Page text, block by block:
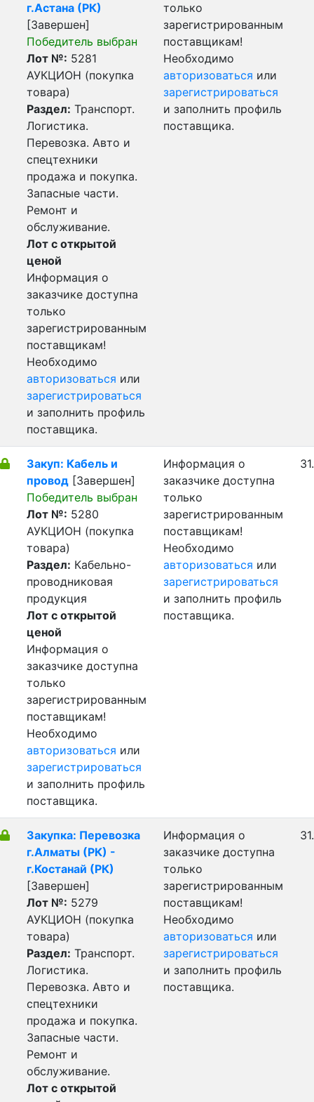
г.Астана (РК)
[Завершен]
Победитель выбран
Лот №: 5281
АУКЦИОН (покупка
товара)
Раздел: Транспорт.
Логистика.
Перевозка. Авто и
спецтехники
продажа и покупка.
Запасные части.
Ремонт и
обслуживание.
Лот с открытой
ценой
Информация о
заказчике доступна
только
зарегистрированным
поставщикам!
Необходимо
авторизоваться или
зарегистрироваться
и заполнить профиль
поставщика.
только
зарегистрированным
поставщикам!
Необходимо
авторизоваться или
зарегистрироваться
и заполнить профиль
поставщика.
Закуп: Кабель и
провод [Завершен]
Победитель выбран
Лот №: 5280
АУКЦИОН (покупка
товара)
Раздел: Кабельно-
проводниковая
продукция
Лот с открытой
ценой
Информация о
заказчике доступна
только
зарегистрированным
поставщикам!
Необходимо
авторизоваться или
зарегистрироваться
и заполнить профиль
поставщика.
Информация о
заказчике доступна
только
зарегистрированным
поставщикам!
Необходимо
авторизоваться или
зарегистрироваться
и заполнить профиль
поставщика.
Закупка: Перевозка
г.Алматы (РК) -
г.Костанай (РК)
[Завершен]
Лот №: 5279
АУКЦИОН (покупка
товара)
Раздел: Транспорт.
Логистика.
Перевозка. Авто и
спецтехники
продажа и покупка.
Запасные части.
Ремонт и
обслуживание.
Лот с открытой
Информация о
заказчике доступна
только
зарегистрированным
поставщикам!
Необходимо
авторизоваться или
зарегистрироваться
и заполнить профиль
поставщика.